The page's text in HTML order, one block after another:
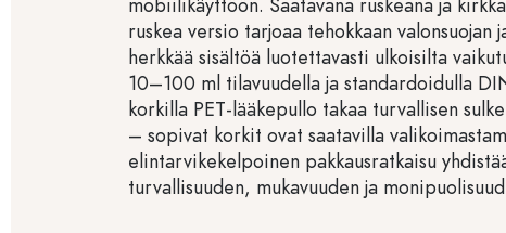
ruskea versio tarjoaa tehokkaan valonsuojan
herkkää sisältöä luotettavasti ulkoisilta
10–100 ml tilavuudella ja standardoidulla
korkilla PET-lääkepullo takaa turvallisen
– sopivat korkit ovat saatavilla
elintarvikekelpoinen pakkausratkaisu
turvallisuuden, mukavuuden ja